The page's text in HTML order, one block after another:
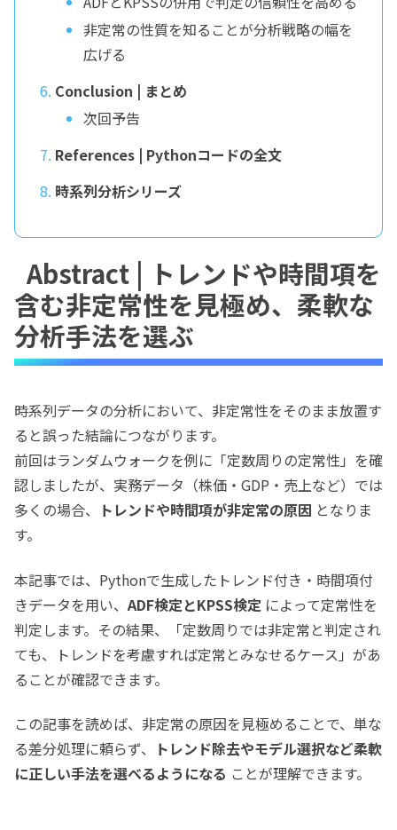
非定常の性質を知ることが分析戦略の幅を
広げる
Conclusion | まとめ
次回予告
References | Pythonコードの全文
時系列分析シリーズ
Abstract | トレンドや時間項を
含む非定常性を見極め、柔軟な
分析手法を選ぶ
時系列データの分析において、非定常性をそのまま放置す
ると誤った結論につながります。
前回はランダムウォークを例に「定数周りの定常性」を確
認しましたが、実務データ（株価・GDP・売上など）では
多くの場合、 トレンドや時間項が非定常の原因 となりま
す。
本記事では、Pythonで生成したトレンド付き・時間項付
きデータを用い、 ADF検定とKPSS検定 によって定常性を
判定します。その結果、「定数周りでは非定常と判定され
ても、トレンドを考慮すれば定常とみなせるケース」があ
ることが確認できます。
この記事を読めば、非定常の原因を見極めることで、単な
る差分処理に頼らず、 トレンド除去やモデル選択など柔軟
に正しい手法を選べるようになる ことが理解できます。